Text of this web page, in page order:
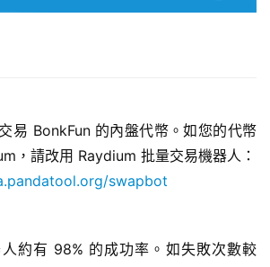
易 BonkFun 的內盤代幣。如您的代幣
，請改用 Raydium 批量交易機器人：
swapbot
約有 98% 的成功率。如失敗次數較